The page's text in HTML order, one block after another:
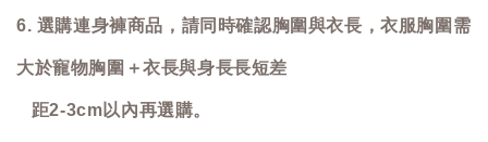
6. 選購連身褲商品，請同時確認胸圍與衣長，衣服胸圍需
大於寵物胸圍＋衣長與身長長短差
距2-3cm以內再選購。